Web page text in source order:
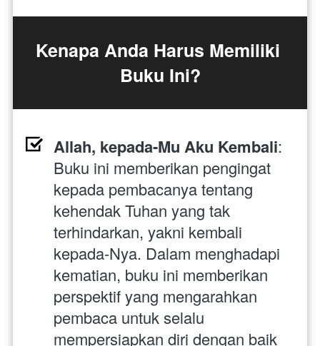
Kenapa Anda Harus Memiliki
Buku Ini?
Allah, kepada-Mu Aku Kembali:
Buku ini memberikan pengingat
kepada pembacanya tentang
kehendak Tuhan yang tak
terhindarkan, yakni kembali
kepada-Nya. Dalam menghadapi
kematian, buku ini memberikan
perspektif yang mengarahkan
pembaca untuk selalu
mempersiapkan diri dengan baik